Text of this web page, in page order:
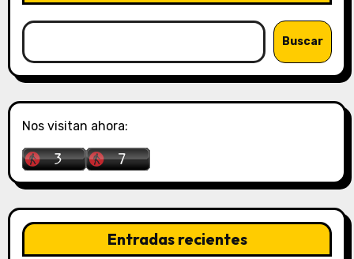
Buscar
Nos visitan ahora:
Entradas recientes